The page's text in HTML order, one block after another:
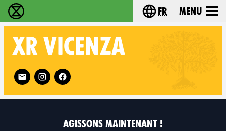
Extinction Rebellion - Home Choisissez votre
fr Menu
XR VICENZA
Follow XR Vicenza on
AGISSONS MAINTENANT !